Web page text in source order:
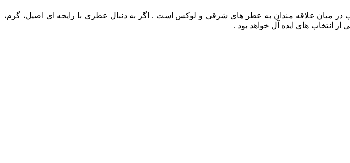
میان علاقه‌ مندان به عطر های شرقی و لوکس است . اگر به دنبال عطری با رایحه‌ ای اصیل، گرم،
از انتخاب‌ های ایده‌ آل خواهد بود .